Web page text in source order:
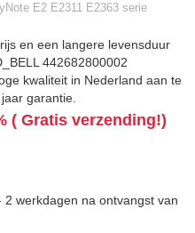
E2 E2311 E2363 serie
en een langere levensduur
442682800002
kwaliteit in Nederland aan te
garantie.
( Gratis verzending!)
werkdagen na ontvangst van